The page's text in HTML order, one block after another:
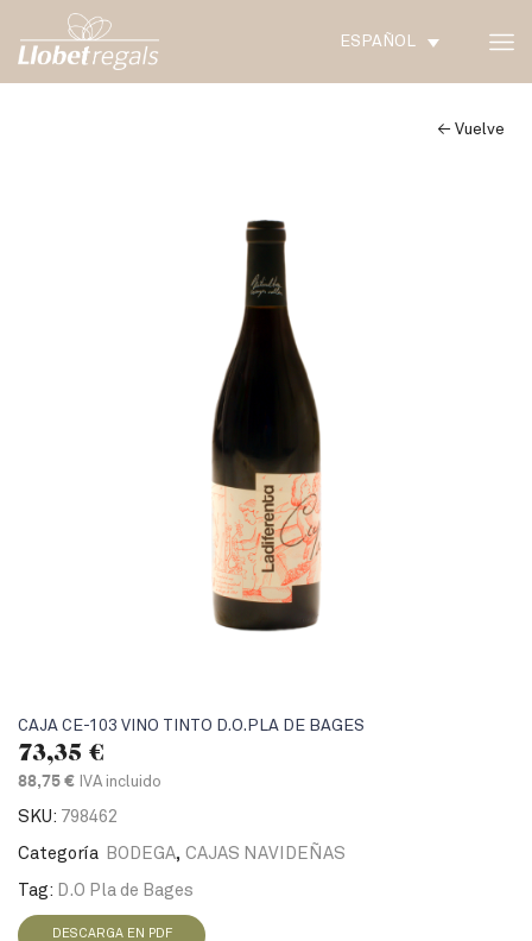
ESPAÑOL
← Vuelve
CAJA CE-103 VINO TINTO D.O.PLA DE BAGES
73,35 €
88,75 € IVA incluido
SKU: 798462
Categoría BODEGA, CAJAS NAVIDEÑAS
Tag: D.O Pla de Bages
DESCARGA EN PDF